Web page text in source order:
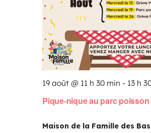
Pique-nique au parc
19 août @ 11 h 30 min - 13 h
Maison de la Famille des